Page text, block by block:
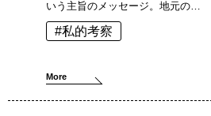
いう主旨のメッセージ。地元の…
#私的考察
More